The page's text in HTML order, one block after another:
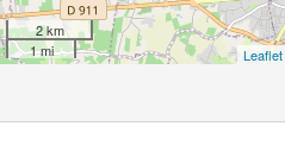
2 km
1 mi
Leaflet